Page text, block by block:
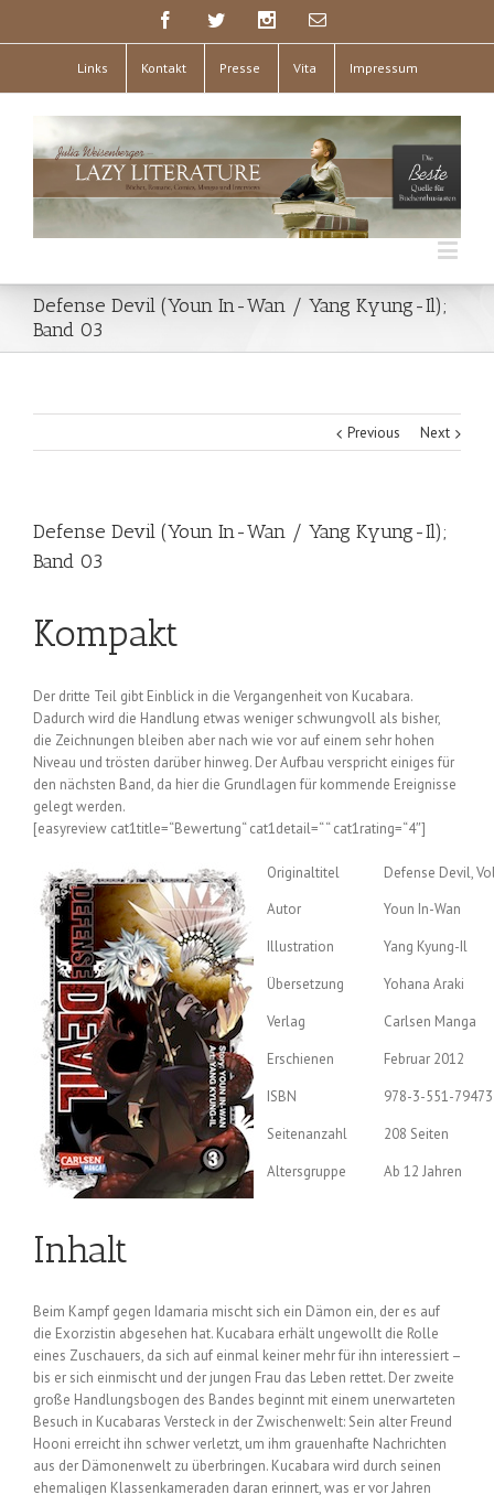
Links Kontakt Presse Vita Impressum
Defense Devil (Youn In-Wan / Yang Kyung-Il);
Band 03
Previous Next
Defense Devil (Youn In-Wan / Yang Kyung-Il);
Band 03
Kompakt
Der dritte Teil gibt Einblick in die Vergangenheit von Kucabara.
Dadurch wird die Handlung etwas weniger schwungvoll als bisher,
die Zeichnungen bleiben aber nach wie vor auf einem sehr hohen
Niveau und trösten darüber hinweg. Der Aufbau verspricht einiges für
den nächsten Band, da hier die Grundlagen für kommende Ereignisse
gelegt werden.
[easyreview cat1title=“Bewertung“ cat1detail=“ “ cat1rating=“4″]
Originaltitel
Defense Devil,
Autor
Youn In-Wan
Illustration
Yang Kyung-Il
Übersetzung
Yohana Araki
Verlag
Carlsen Manga
Erschienen
Februar 2012
ISBN
978-3-551-
Seitenanzahl
208 Seiten
Altersgruppe
Ab 12 Jahren
Inhalt
Beim Kampf gegen Idamaria mischt sich ein Dämon ein, der es auf
die Exorzistin abgesehen hat. Kucabara erhält ungewollt die Rolle
eines Zuschauers, da sich auf einmal keiner mehr für ihn interessiert –
bis er sich einmischt und der jungen Frau das Leben rettet. Der zweite
große Handlungsbogen des Bandes beginnt mit einem unerwarteten
Besuch in Kucabaras Versteck in der Zwischenwelt: Sein alter Freund
Hooni erreicht ihn schwer verletzt, um ihm grauenhafte Nachrichten
aus der Dämonenwelt zu überbringen. Kucabara wird durch seinen
ehemaligen Klassenkameraden daran erinnert, was er vor Jahren